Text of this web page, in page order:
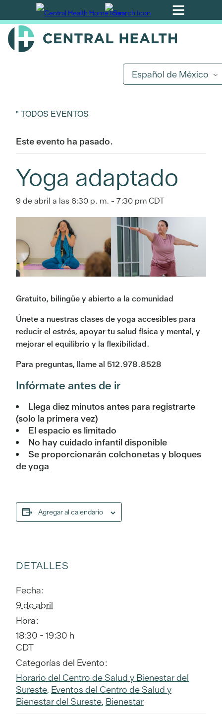
Ir
al
contenido
Español de México
" TODOS EVENTOS
Este evento ha pasado.
Yoga adaptado
9 de abril a las 6:30 p. m. - 7:30 pmCDT
Gratuito, bilingüe y abierto a la comunidad
Únete a nuestras clases de yoga accesibles para
reducir el estrés, apoyar tu salud física y mental, y
mejorar el equilibrio y la flexibilidad.
Para preguntas, llame al 512.978.8528
Infórmate antes de ir
Llega diez minutos antes para registrarte
(solo la primera vez)
El espacio es limitado
No hay cuidado infantil disponible
Se proporcionarán colchonetas y bloques
de yoga
Agregar al calendario
DETALLES
Fecha:
9 de abril
Hora:
18:30 - 19:30 h
CDT
Categorías del Evento:
Horario del Centro de Salud y Bienestar del
Sureste, Eventos del Centro de Salud y
Bienestar del Sureste, Bienestar